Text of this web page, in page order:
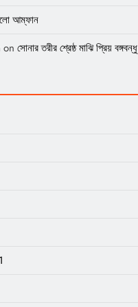
আম্ফান
on সোনার তরীর শ্রেষ্ঠ মাঝি প্রিয় বঙ্গবন্ধু